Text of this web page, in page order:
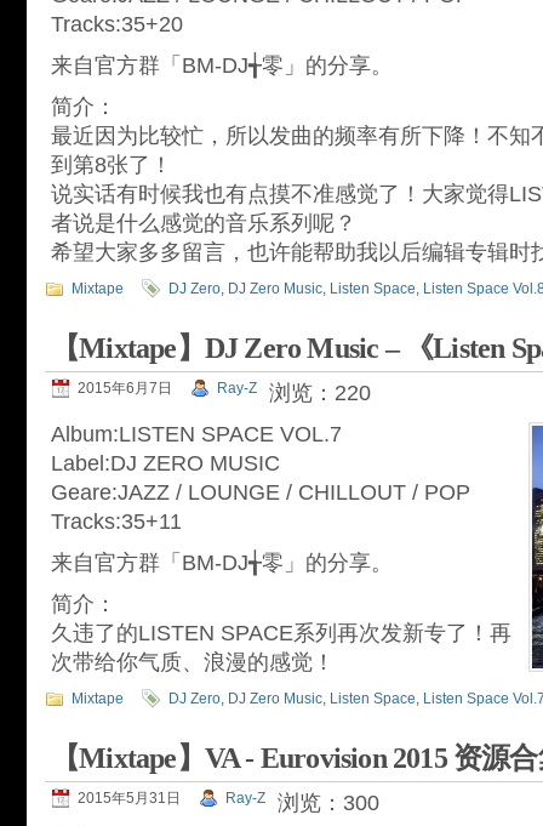
Tracks:35+20
来自官方群「BM-DJ╅零」的分享。
简介：
最近因为比较忙，所以发曲的频率有所下降！不知
到第8张了！
说实话有时候我也有点摸不准感觉了！大家觉得
者说是什么感觉的音乐系列呢？
希望大家多多留言，也许能帮助我以后编辑专辑时
Mixtape DJ Zero, DJ Zero Music, Listen Space, Listen Space
【Mixtape】DJ Zero Music – 《Listen
2015年6月7日 Ray-Z
浏览：220
Album:LISTEN SPACE VOL.7
Label:DJ ZERO MUSIC
Geare:JAZZ / LOUNGE / CHILLOUT / POP
Tracks:35+11
来自官方群「BM-DJ╅零」的分享。
简介：
久违了的LISTEN SPACE系列再次发新专了！再
次带给你气质、浪漫的感觉！
Mixtape DJ Zero, DJ Zero Music, Listen Space, Listen Space
【Mixtape】VA - Eurovision 2015 资源
2015年5月31日 Ray-Z
浏览：300